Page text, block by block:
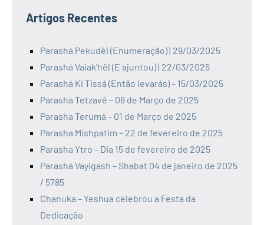
Artigos Recentes
Parashá Pekudêi (Enumeração) | 29/03/2025
Parashá Vaiak’hêl (E ajuntou) | 22/03/2025
Parashá Ki Tissá (Então levarás) – 15/03/2025
Parasha Tetzavê – 08 de Março de 2025
Parasha Terumá – 01 de Março de 2025
Parasha Mishpatim – 22 de fevereiro de 2025
Parasha Ytro – Dia 15 de fevereiro de 2025
Parashá Vayigash – Shabat 04 de janeiro de 2025
/ 5785
Chanuka – Yeshua celebrou a Festa da
Dedicação